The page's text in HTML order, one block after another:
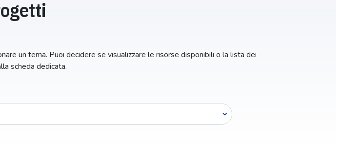
un tema. Puoi decidere se visualizzare le risorse disponibili o la lista dei
scheda dedicata.